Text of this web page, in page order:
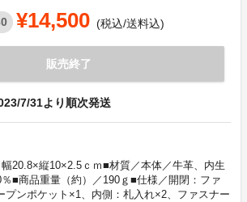
¥14,500 (税込/送料込)
販売終了
7/31より順次発送
20.8×縦10×2.5ｃｍ■材質／本体／牛革、内生
■商品重量（約）／190ｇ■仕様／開閉：ファ
プンポケット×1、内側：札入れ×2、ファスナー